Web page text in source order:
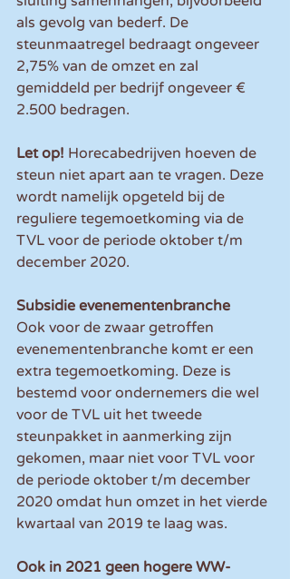
als gevolg van bederf. De
steunmaatregel bedraagt ongeveer
2,75% van de omzet en zal
gemiddeld per bedrijf ongeveer €
2.500 bedragen.
Let op! Horecabedrijven hoeven de
steun niet apart aan te vragen. Deze
wordt namelijk opgeteld bij de
reguliere tegemoetkoming via de
TVL voor de periode oktober t/m
december 2020.
Subsidie evenementenbranche
Ook voor de zwaar getroffen
evenementenbranche komt er een
extra tegemoetkoming. Deze is
bestemd voor ondernemers die wel
voor de TVL uit het tweede
steunpakket in aanmerking zijn
gekomen, maar niet voor TVL voor
de periode oktober t/m december
2020 omdat hun omzet in het vierde
kwartaal van 2019 te laag was.
Ook in 2021 geen hogere WW-